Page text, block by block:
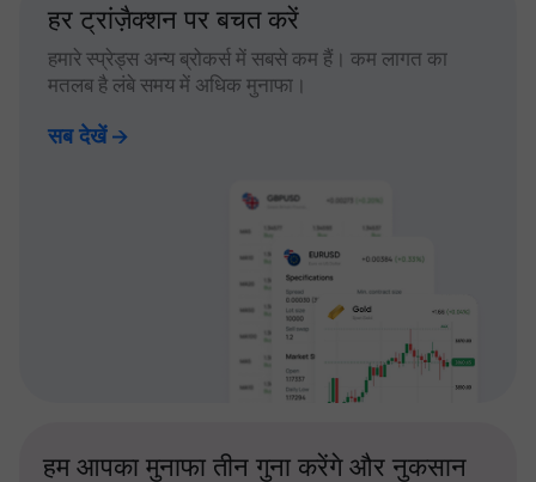
हर ट्रांज़ैक्शन पर बचत करें
हमारे स्प्रेड्स अन्य ब्रोकर्स में सबसे कम हैं। कम लागत का
मतलब है लंबे समय में अधिक मुनाफा।
सब देखें
हम आपका मुनाफा तीन गुना करेंगे और नुकसान